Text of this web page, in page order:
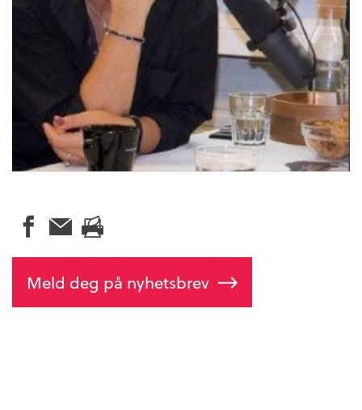
Meld deg på nyhetsbrev